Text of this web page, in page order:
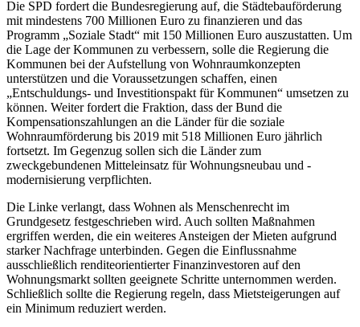
Die SPD fordert die Bundesregierung auf, die Städtebauförderung
mit mindestens 700 Millionen Euro zu finanzieren und das
Programm „Soziale Stadt“ mit 150 Millionen Euro auszustatten. Um
die Lage der Kommunen zu verbessern, solle die Regierung die
Kommunen bei der Aufstellung von Wohnraumkonzepten
unterstützen und die Voraussetzungen schaffen, einen
„Entschuldungs- und Investitionspakt für Kommunen“ umsetzen zu
können. Weiter fordert die Fraktion, dass der Bund die
Kompensationszahlungen an die Länder für die soziale
Wohnraumförderung bis 2019 mit 518 Millionen Euro jährlich
fortsetzt. Im Gegenzug sollen sich die Länder zum
zweckgebundenen Mitteleinsatz für Wohnungsneubau und -
modernisierung verpflichten.
Die Linke verlangt, dass Wohnen als Menschenrecht im
Grundgesetz festgeschrieben wird. Auch sollten Maßnahmen
ergriffen werden, die ein weiteres Ansteigen der Mieten aufgrund
starker Nachfrage unterbinden. Gegen die Einflussnahme
ausschließlich renditeorientierter Finanzinvestoren auf den
Wohnungsmarkt sollten geeignete Schritte unternommen werden.
Schließlich sollte die Regierung regeln, dass Mietsteigerungen auf
ein Minimum reduziert werden.